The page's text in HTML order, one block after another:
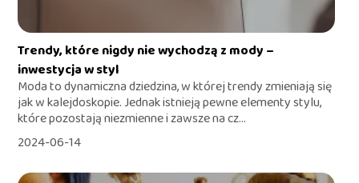
Trendy, które nigdy nie wychodzą z mody –
inwestycja w styl
Moda to dynamiczna dziedzina, w której trendy zmieniają się
jak w kalejdoskopie. Jednak istnieją pewne elementy stylu,
które pozostają niezmienne i zawsze na cz...
2024-06-14